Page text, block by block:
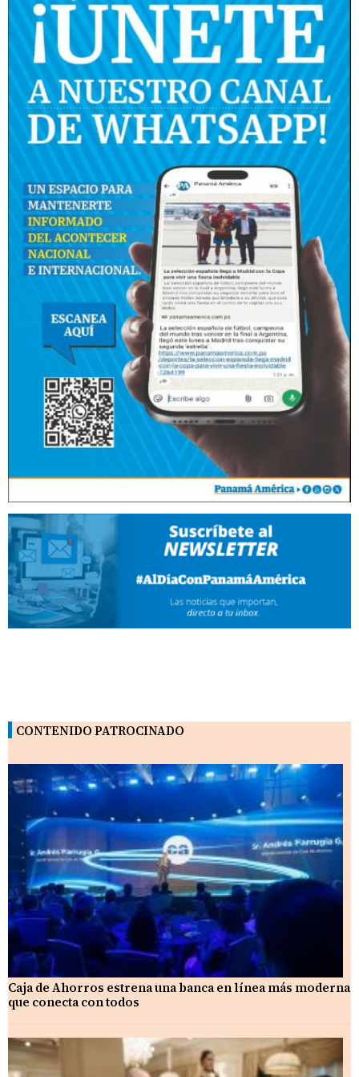
CONTENIDO PATROCINADO
Caja de Ahorros estrena una banca en línea más moderna
que conecta con todos